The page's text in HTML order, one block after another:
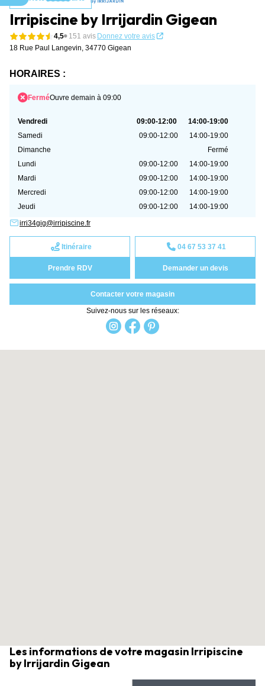
Aller au contenu
Irripiscine by Irrijardin Gigean
4,5 151 avis Donnez votre avis
18 Rue Paul Langevin, 34770 Gigean
HORAIRES :
FerméOuvre demain à 09:00
Vendredi 09:00-12:00
14:00-19:00
Samedi
09:00-12:00
14:00-19:00
Dimanche
Fermé
Lundi
09:00-12:00
14:00-19:00
Mardi
09:00-12:00
14:00-19:00
Mercredi
09:00-12:00
14:00-19:00
Jeudi
09:00-12:00
14:00-19:00
irri34gig@irripiscine.fr
Itinéraire 04 67 53 37 41
Prendre RDV Demander un devis
Contacter votre magasin
Suivez-nous sur les réseaux:
Les informations de votre magasin Irripiscine
by Irrijardin Gigean